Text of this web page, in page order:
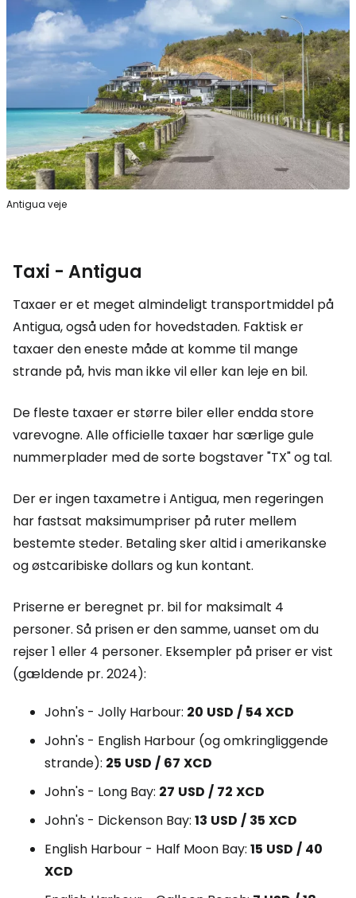
Antigua veje
Taxi - Antigua
Taxaer er et meget almindeligt transportmiddel på
Antigua, også uden for hovedstaden. Faktisk er
taxaer den eneste måde at komme til mange
strande på, hvis man ikke vil eller kan leje en bil.
De fleste taxaer er større biler eller endda store
varevogne. Alle officielle taxaer har særlige gule
nummerplader med de sorte bogstaver "TX" og tal.
Der er ingen taxametre i Antigua, men regeringen
har fastsat maksimumpriser på ruter mellem
bestemte steder. Betaling sker altid i amerikanske
og østcaribiske dollars og kun kontant.
Priserne er beregnet pr. bil for maksimalt 4
personer. Så prisen er den samme, uanset om du
rejser 1 eller 4 personer. Eksempler på priser er vist
(gældende pr. 2024):
John's - Jolly Harbour: 20 USD / 54 XCD
John's - English Harbour (og omkringliggende
strande): 25 USD / 67 XCD
John's - Long Bay: 27 USD / 72 XCD
John's - Dickenson Bay: 13 USD / 35 XCD
English Harbour - Half Moon Bay: 15 USD / 40
XCD